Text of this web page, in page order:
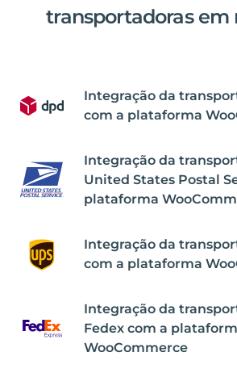
transportadoras em
Integração da
com a plataforma
Integração da
United States Postal
plataforma
Integração da
com a plataforma
Integração da
Fedex com a
WooCommerce